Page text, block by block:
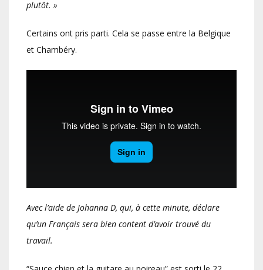
plutôt. »
Certains ont pris parti. Cela se passe entre la Belgique
et Chambéry.
Avec l’aide de Johanna D, qui, à cette minute, déclare
qu’un Français sera bien content d’avoir trouvé du
travail.